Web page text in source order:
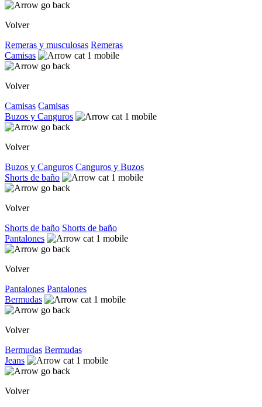
Volver
Remeras y musculosas Remeras
Camisas
Volver
Camisas Camisas
Buzos y Canguros
Volver
Buzos y Canguros Canguros y Buzos
Shorts de baño
Volver
Shorts de baño Shorts de baño
Pantalones
Volver
Pantalones Pantalones
Bermudas
Volver
Bermudas Bermudas
Jeans
Volver